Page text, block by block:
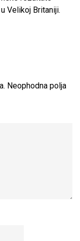
Velikoj Britaniji.
Neophodna polja